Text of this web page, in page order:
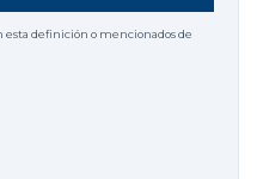
esta definición o mencionados de